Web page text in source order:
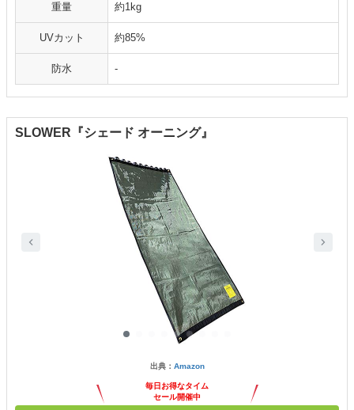
重量 約1kg
UVカット 約85%
防水 -
SLOWER『シェード オーニング』
出典： Amazon
毎日お得なタイム
セール開催中